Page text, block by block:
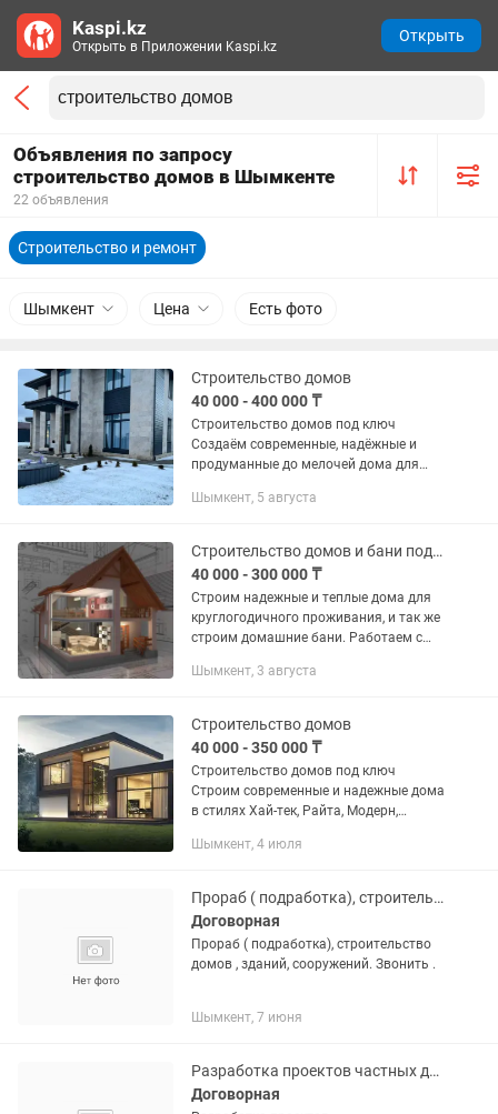
Объявления по запросу
строительство домов в Шымкенте
22 объявления
Строительство и ремонт
Шымкент Цена Есть фото
Строительство домов
40 000 - 400 000 ₸
Строительство домов под ключ
Создаём современные, надёжные и
продуманные до мелочей дома для
полный цикл работ — от разработки
Сочетаем...
Шымкент, 5 августа
Строительство домов и бани под ключ
40 000 - 300 000 ₸
Строим надежные и теплые дома для
круглогодичного проживания, и так же
строим домашние бани. Работаем с
небольших дачных домов до
Строительство...
Шымкент, 3 августа
Строительство домов
40 000 - 350 000 ₸
Строительство домов под ключ
Строим современные и надежные дома
в стилях Хай-тек, Райта, Модерн,
направлениях. Полный комплекс услуг:
Шымкент, 4 июля
Прораб ( подработка), строительство домов
Договорная
Прораб ( подработка), строительство
домов , зданий, сооружений. Звонить .
Шымкент, 7 июня
Разработка проектов частных домов с дальнейшим строительством.
Договорная
Kaspi.kz
Открыть в Приложении Kaspi.kz
Открыть